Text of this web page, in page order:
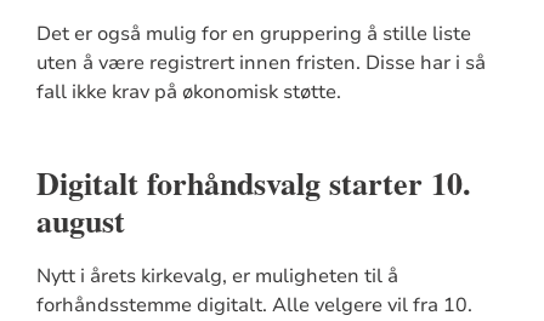
Det er også mulig for en gruppering å stille liste
uten å være registrert innen fristen. Disse har i så
fall ikke krav på økonomisk støtte.
Digitalt forhåndsvalg starter 10.
august
Nytt i årets kirkevalg, er muligheten til å
forhåndsstemme digitalt. Alle velgere vil fra 10.